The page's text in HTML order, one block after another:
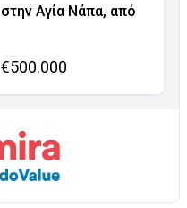
στην Αγία Νάπα, από
€500.000